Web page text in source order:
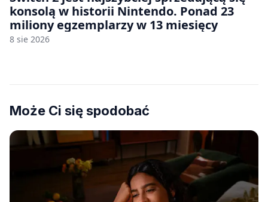
konsolą w historii Nintendo. Ponad 23
miliony egzemplarzy w 13 miesięcy
8 sie 2026
Może Ci się spodobać